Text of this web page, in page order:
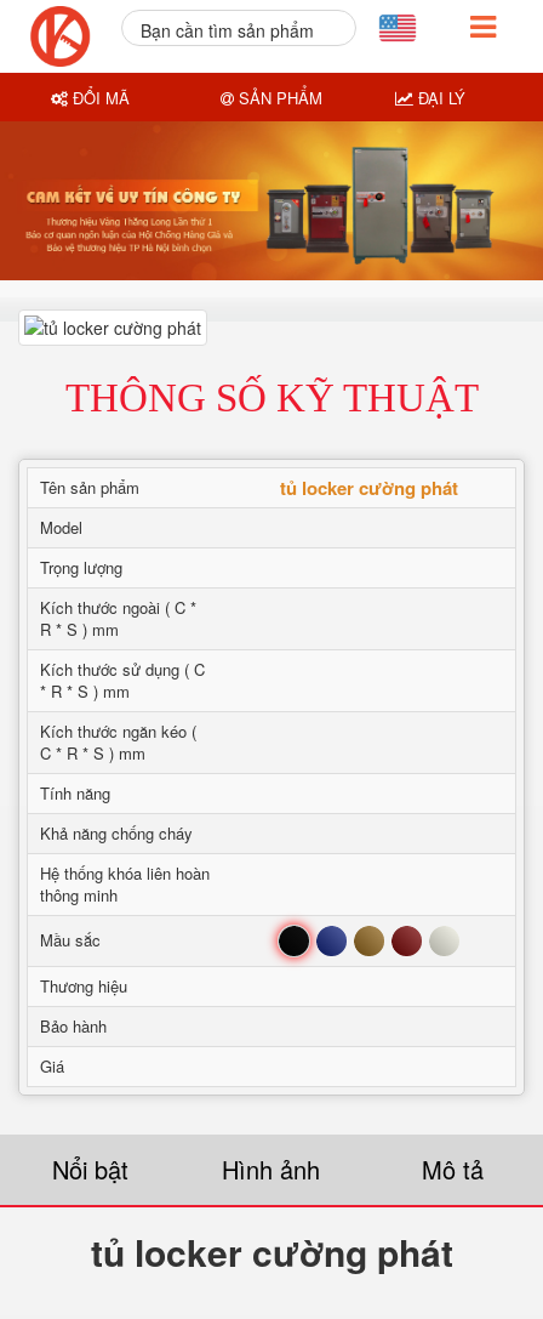
THÔNG SỐ KỸ THUẬT
Tên sản phẩm tủ locker cường phát
Model
Trọng lượng
Kích thước ngoài ( C *
R * S ) mm
Kích thước sử dụng ( C
* R * S ) mm
Kích thước ngăn kéo (
C * R * S ) mm
Tính năng
Khả năng chống cháy
Hệ thống khóa liên hoàn
thông minh
Mầu sắc
Đen Xanh Nâu Đỏ Trắng
Thương hiệu
Bảo hành
Giá
Nổi bật Hình ảnh Mô tả
tủ locker cường phát
Bạn cần tìm sản phẩm
ĐỔI MÃ SẢN PHẨM ĐẠI LÝ